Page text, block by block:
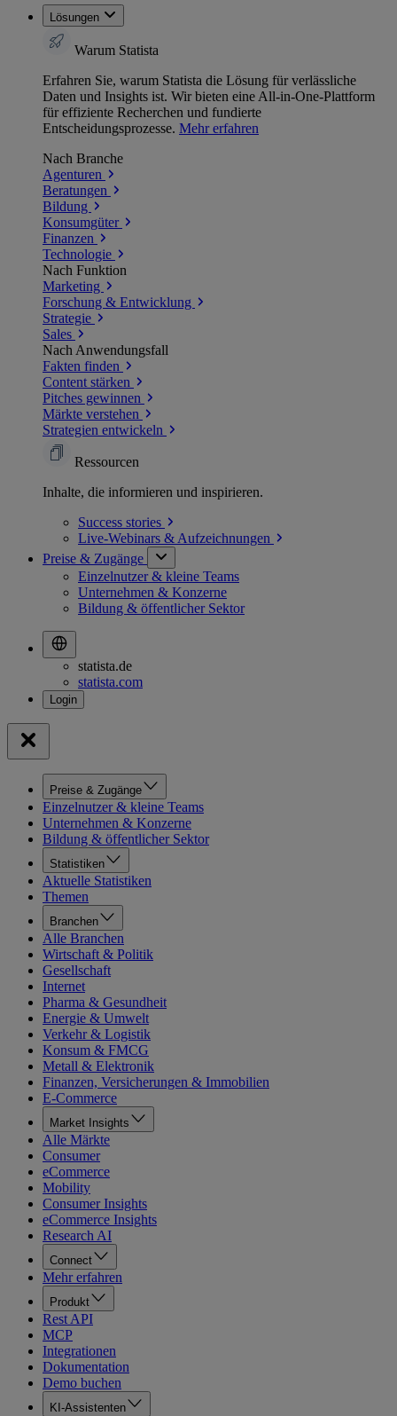
Lösungen
Warum Statista
Erfahren Sie, warum Statista die Lösung für verlässliche
Daten und Insights ist. Wir bieten eine All-in-One-Plattform
für effiziente Recherchen und fundierte
Entscheidungsprozesse. Mehr erfahren
Nach Branche
Agenturen
Beratungen
Bildung
Konsumgüter
Finanzen
Technologie
Nach Funktion
Marketing
Forschung & Entwicklung
Strategie
Sales
Nach Anwendungsfall
Fakten finden
Content stärken
Pitches gewinnen
Märkte verstehen
Strategien entwickeln
Ressourcen
Inhalte, die informieren und inspirieren.
Success stories
Live-Webinars & Aufzeichnungen
Preise & Zugänge
Einzelnutzer & kleine Teams
Unternehmen & Konzerne
Bildung & öffentlicher Sektor
statista.de
statista.com
Preise & Zugänge
Einzelnutzer & kleine Teams
Unternehmen & Konzerne
Bildung & öffentlicher Sektor
Statistiken
Aktuelle Statistiken
Themen
Branchen
Alle Branchen
Wirtschaft & Politik
Gesellschaft
Internet
Pharma & Gesundheit
Energie & Umwelt
Verkehr & Logistik
Konsum & FMCG
Metall & Elektronik
Finanzen, Versicherungen & Immobilien
E-Commerce
Market Insights
Alle Märkte
Consumer
eCommerce
Mobility
Consumer Insights
eCommerce Insights
Research AI
Connect
Mehr erfahren
Produkt
Rest API
MCP
Integrationen
Dokumentation
Demo buchen
KI-Assistenten